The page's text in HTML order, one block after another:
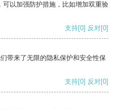
以加强防护措施，比如增加双重验
支持[0] 反对[0]
带来了无限的隐私保护和安全性保
支持[0] 反对[0]